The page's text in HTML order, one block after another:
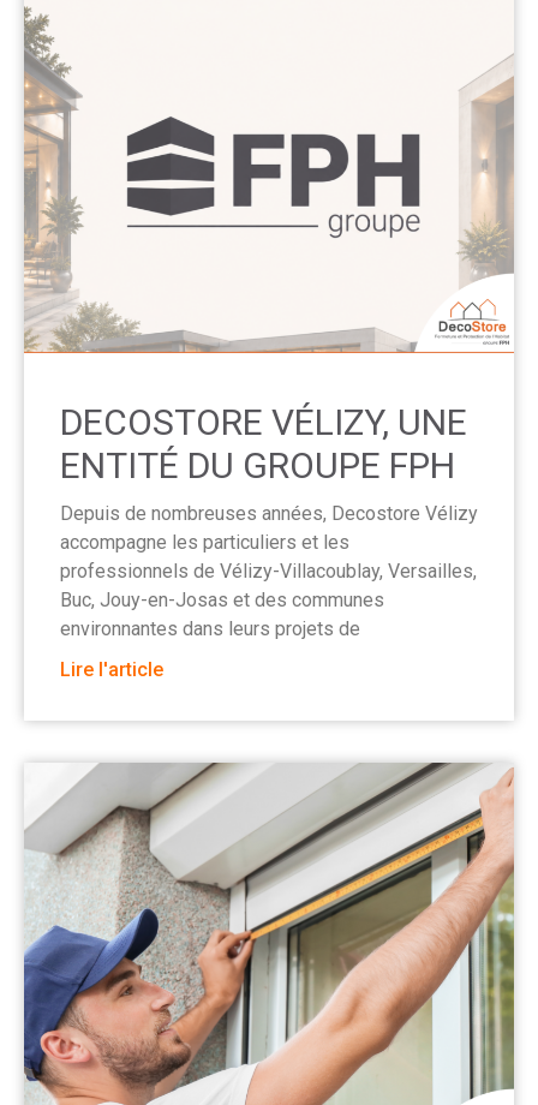
DECOSTORE VÉLIZY, UNE
ENTITÉ DU GROUPE FPH
Depuis de nombreuses années, Decostore Vélizy
accompagne les particuliers et les
professionnels de Vélizy-Villacoublay, Versailles,
Buc, Jouy-en-Josas et des communes
environnantes dans leurs projets de
Lire l'article